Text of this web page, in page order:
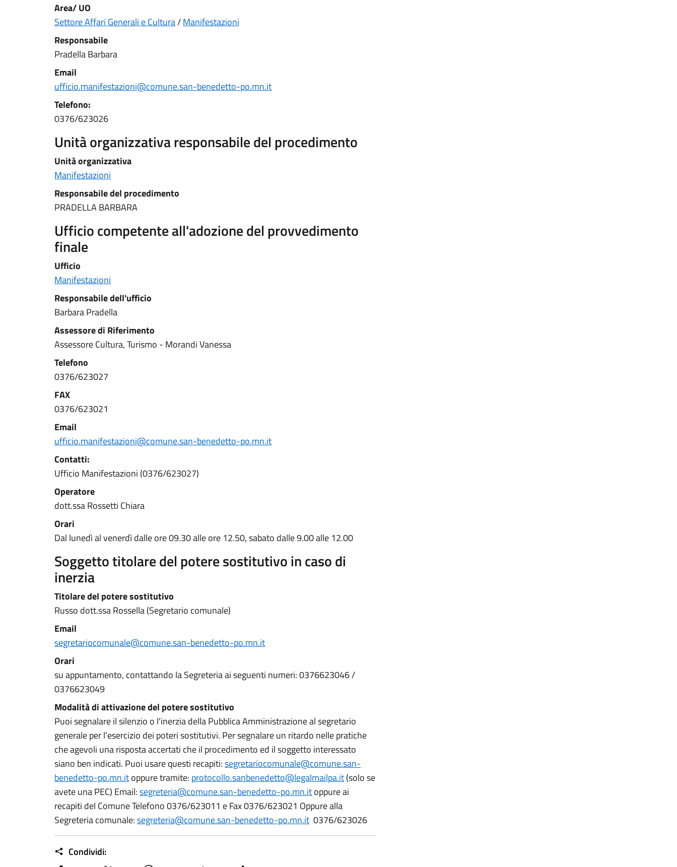
Area/ UO
Settore Affari Generali e Cultura/Manifestazioni
Responsabile
Pradella Barbara
Email
ufficio.manifestazioni@comune.san-benedetto-po.mn.it
Telefono:
0376/623026
Unità organizzativa responsabile del procedimento
Unità organizzativa
Manifestazioni
Responsabile del procedimento
PRADELLA BARBARA
Ufficio competente all'adozione del provvedimento
finale
Ufficio
Manifestazioni
Responsabile dell'ufficio
Barbara Pradella
Assessore di Riferimento
Assessore Cultura, Turismo - Morandi Vanessa
Telefono
0376/623027
FAX
0376/623021
Email
ufficio.manifestazioni@comune.san-benedetto-po.mn.it
Contatti:
Ufficio Manifestazioni (0376/623027)
Operatore
dott.ssa Rossetti Chiara
Orari
Dal lunedì al venerdì dalle ore 09.30 alle ore 12.50, sabato dalle 9.00 alle 12.00
Soggetto titolare del potere sostitutivo in caso di
inerzia
Titolare del potere sostitutivo
Russo dott.ssa Rossella (Segretario comunale)
Email
segretariocomunale@comune.san-benedetto-po.mn.it
Orari
su appuntamento, contattando la Segreteria ai seguenti numeri: 0376623046 /
0376623049
Modalità di attivazione del potere sostitutivo
Puoi segnalare il silenzio o l'inerzia della Pubblica Amministrazione al segretario
generale per l'esercizio dei poteri sostitutivi. Per segnalare un ritardo nelle pratiche
che agevoli una risposta accertati che il procedimento ed il soggetto interessato
siano ben indicati. Puoi usare questi recapiti:segretariocomunale@comune.san-
benedetto-po.mn.itoppure tramite: protocollo.sanbenedetto@legalmailpa.it(solo se
avete una PEC) Email:segreteria@comune.san-benedetto-po.mn.itoppure ai
recapiti del Comune Telefono 0376/623011 e Fax 0376/623021 Oppure alla
Segreteria comunale:segreteria@comune.san-benedetto-po.mn.it 0376/623026
Condividi: